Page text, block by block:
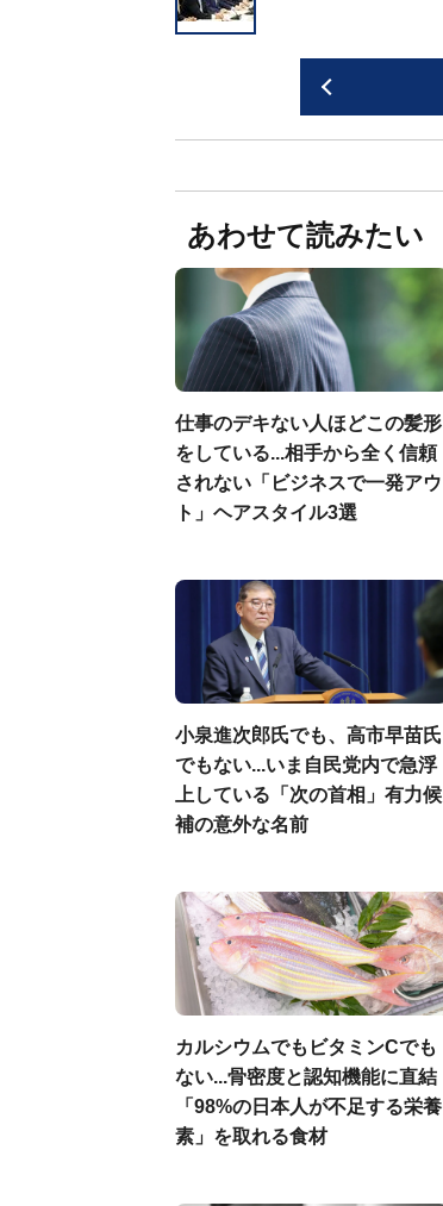
あわせて読みたい
仕事のデキない人ほどこの髪形
をしている...相手から全く信頼
されない「ビジネスで一発アウ
ト」ヘアスタイル3選
小泉進次郎氏でも、高市早苗氏
でもない...いま自民党内で急浮
上している「次の首相」有力候
補の意外な名前
カルシウムでもビタミンCでも
ない...骨密度と認知機能に直結
「98%の日本人が不足する栄養
素」を取れる食材